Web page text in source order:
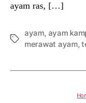
ayam ras, […]
Tags
ayam, ayam
merawat ayam,